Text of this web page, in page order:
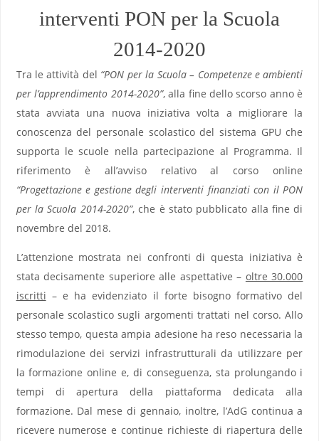
interventi PON per la Scuola
2014-2020
Tra le attività del “PON per la Scuola – Competenze e ambienti
per l’apprendimento 2014-2020”, alla fine dello scorso anno è
stata avviata una nuova iniziativa volta a migliorare la
conoscenza del personale scolastico del sistema GPU che
supporta le scuole nella partecipazione al Programma. Il
riferimento è all’avviso relativo al corso online
“Progettazione e gestione degli interventi finanziati con il PON
per la Scuola 2014-2020”, che è stato pubblicato alla fine di
novembre del 2018.
L’attenzione mostrata nei confronti di questa iniziativa è
stata decisamente superiore alle aspettative – oltre 30.000
iscritti – e ha evidenziato il forte bisogno formativo del
personale scolastico sugli argomenti trattati nel corso. Allo
stesso tempo, questa ampia adesione ha reso necessaria la
rimodulazione dei servizi infrastrutturali da utilizzare per
la formazione online e, di conseguenza, sta prolungando i
tempi di apertura della piattaforma dedicata alla
formazione. Dal mese di gennaio, inoltre, l’AdG continua a
ricevere numerose e continue richieste di riapertura delle